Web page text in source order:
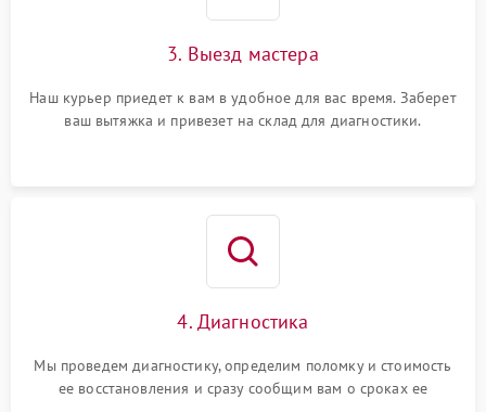
3. Выезд мастера
Наш курьер приедет к вам в удобное для вас время. Заберет
ваш вытяжка и привезет на склад для диагностики.
4. Диагностика
Мы проведем диагностику, определим поломку и стоимость
ее восстановления и сразу сообщим вам о сроках ее